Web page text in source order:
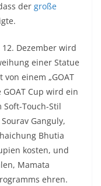
der große
Dezember wird
einer Statue
einem „GOAT
GOAT Cup wird ein
Touch-Stil
Ganguly,
Bhutia
kosten, und
Mamata
ehren.